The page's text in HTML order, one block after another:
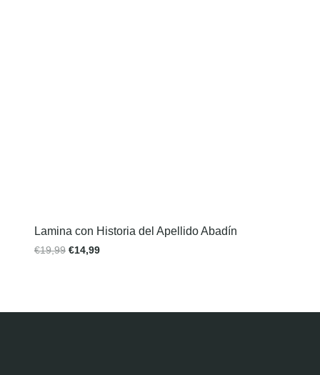
Lamina con Historia del Apellido Abadín
€19,99 €14,99